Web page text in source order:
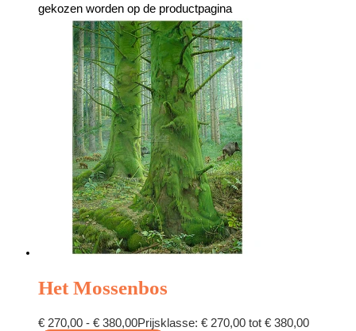
gekozen worden op de productpagina
Het Mossenbos
€ 270,00 - € 380,00Prijsklasse: € 270,00 tot € 380,00